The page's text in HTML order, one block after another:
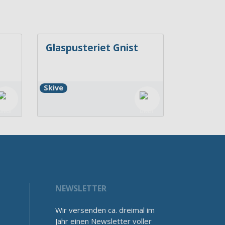
Glaspusteriet Gnist
Skive
NEWSLETTER
Wir versenden ca. dreimal im
Jahr einen Newsletter voller